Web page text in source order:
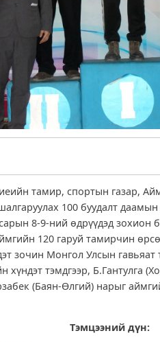
тамир, спортын газар,
100 буудалт
8-9-ний өдрүүдэд зохион
120 гаруй тамирчин
зочин Монгол Улсын
хүндэт тэмдгээр, Б.Гантулга
(Баян-Өлгий) нарыг
Тэмцээний дүн: